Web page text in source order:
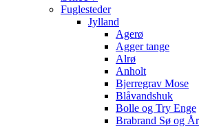
Fuglesteder
Jylland
Agerø
Agger tange
Alrø
Anholt
Bjerregrav Mose
Blåvandshuk
Bolle og Try Enge
Brabrand Sø og